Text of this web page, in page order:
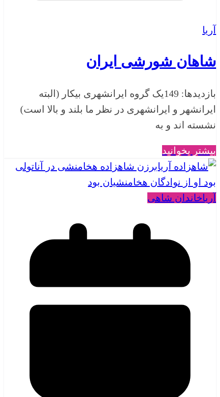
آریا
شاهان شورشی ایران
بازدیدها: 149یک گروه ایرانشهری بیکار (البته
ایرانشهر و ایرانشهری در نظر ما بلند و بالا است)
نشسته اند و به
بیشتر بخوانید
آریاخاندان شاهی